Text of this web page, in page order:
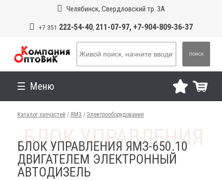
Челябинск, Свердловский тр. 3А
+7 351 222-54-40, 211-07-97, +7-904-809-36-37
ПОИСК
Меню
Каталог запчастей / ЯМЗ / Электрооборудование
БЛОК УПРАВЛЕНИЯ ЯМЗ-650.10
ДВИГАТЕЛЕМ ЭЛЕКТРОННЫЙ
АВТОДИЗЕЛЬ